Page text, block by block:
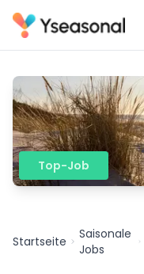
Top-Job
Startseite
Saisonale
Jobs